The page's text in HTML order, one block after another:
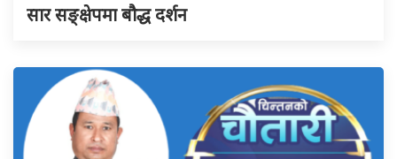
सार सङ्क्षेपमा बौद्ध दर्शन